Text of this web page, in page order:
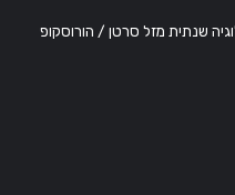
שנתית מזל סרטן / הורוסקופ